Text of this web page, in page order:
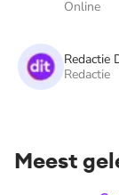
Online
Redactie
Redactie
Meest